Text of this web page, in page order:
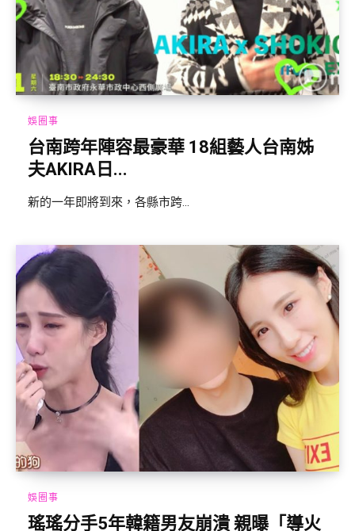
娛圈事
台南跨年陣容最豪華 18組藝人台南姊
夫AKIRA日...
新的一年即將到來，各縣市跨...
娛圈事
瑤瑤分手5年韓籍男友崩潰 親曝「導火